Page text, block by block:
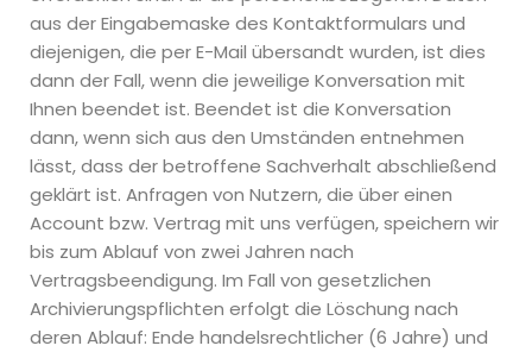
aus der Eingabemaske des Kontaktformulars und
diejenigen, die per E-Mail übersandt wurden, ist dies
dann der Fall, wenn die jeweilige Konversation mit
Ihnen beendet ist. Beendet ist die Konversation
dann, wenn sich aus den Umständen entnehmen
lässt, dass der betroffene Sachverhalt abschließend
geklärt ist. Anfragen von Nutzern, die über einen
Account bzw. Vertrag mit uns verfügen, speichern wir
bis zum Ablauf von zwei Jahren nach
Vertragsbeendigung. Im Fall von gesetzlichen
Archivierungspflichten erfolgt die Löschung nach
deren Ablauf: Ende handelsrechtlicher (6 Jahre) und